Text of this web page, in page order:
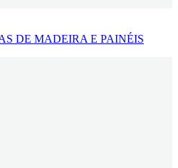
DE MADEIRA E PAINÉIS